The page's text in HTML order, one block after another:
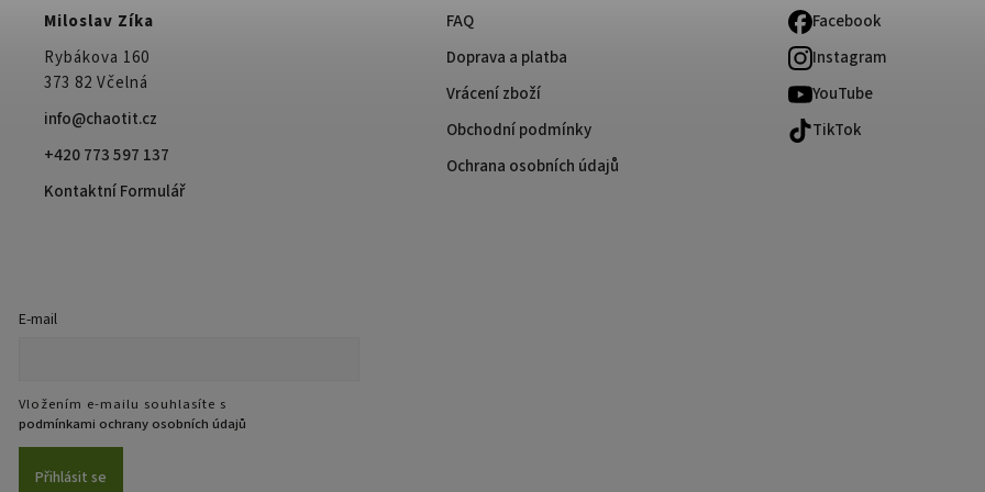
Miloslav Zíka
Rybákova 160
373 82 Včelná
info@chaotit.cz
+420 773 597 137
Kontaktní Formulář
FAQ
Doprava a platba
Vrácení zboží
Obchodní podmínky
Ochrana osobních údajů
Facebook
Instagram
YouTube
TikTok
E-mail
Vložením e-mailu souhlasíte s
podmínkami ochrany osobních údajů
Přihlásit se